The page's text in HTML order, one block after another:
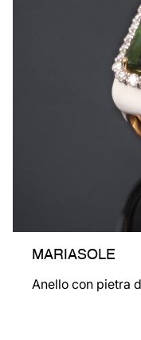
MARIASOLE
Anello con pietra